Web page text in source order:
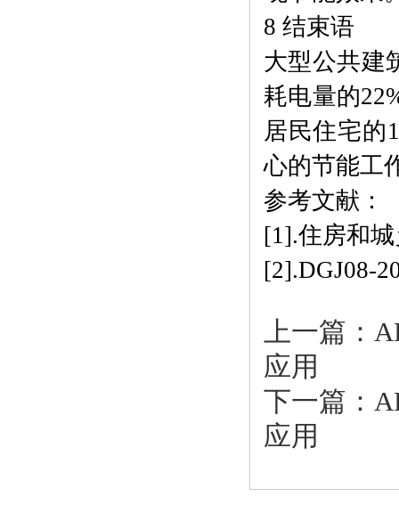
8 结束语
大型公共建
耗电量的
居民住宅的
心的节能工
参考文献：
[1].住房和
[2].DGJ08-
上一篇：
应用
下一篇：
应用